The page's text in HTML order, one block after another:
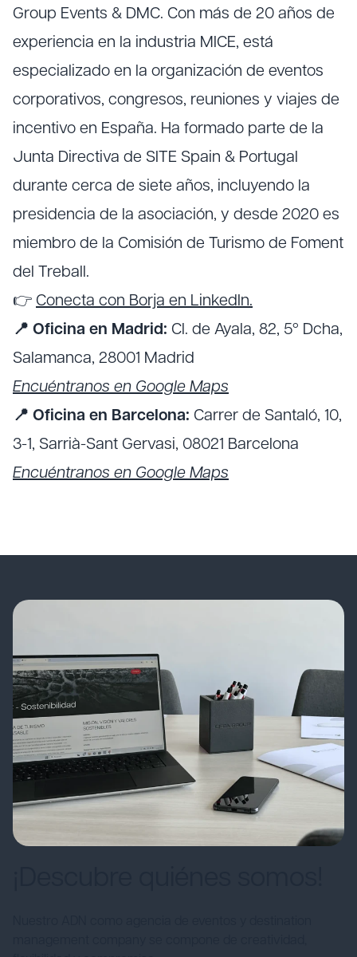
Group Events & DMC. Con más de 20 años de
experiencia en la industria MICE, está
especializado en la organización de eventos
corporativos, congresos, reuniones y viajes de
incentivo en España. Ha formado parte de la
Junta Directiva de SITE Spain & Portugal
durante cerca de siete años, incluyendo la
presidencia de la asociación, y desde 2020 es
miembro de la Comisión de Turismo de Foment
del Treball.
👉 Conecta con Borja en LinkedIn.
📍 Oficina en Madrid: Cl. de Ayala, 82, 5º Dcha,
Salamanca, 28001 Madrid
Encuéntranos en Google Maps
📍 Oficina en Barcelona: Carrer de Santaló, 10,
3-1, Sarrià-Sant Gervasi, 08021 Barcelona
Encuéntranos en Google Maps